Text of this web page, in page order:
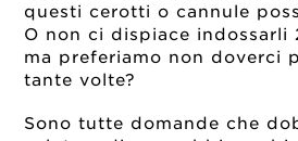
questi cerotti o cannule
O non ci dispiace indossarli
ma preferiamo non doverci
tante volte?
Sono tutte domande che